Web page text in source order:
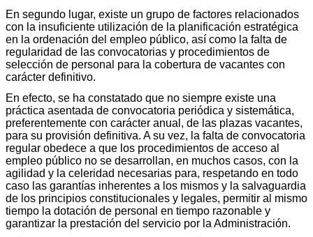
En segundo lugar, existe un grupo de factores relacionados
con la insuficiente utilización de la planificación estratégica
en la ordenación del empleo público, así como la falta de
regularidad de las convocatorias y procedimientos de
selección de personal para la cobertura de vacantes con
carácter definitivo.
En efecto, se ha constatado que no siempre existe una
práctica asentada de convocatoria periódica y sistemática,
preferentemente con carácter anual, de las plazas vacantes,
para su provisión definitiva. A su vez, la falta de convocatoria
regular obedece a que los procedimientos de acceso al
empleo público no se desarrollan, en muchos casos, con la
agilidad y la celeridad necesarias para, respetando en todo
caso las garantías inherentes a los mismos y la salvaguardia
de los principios constitucionales y legales, permitir al mismo
tiempo la dotación de personal en tiempo razonable y
garantizar la prestación del servicio por la Administración.